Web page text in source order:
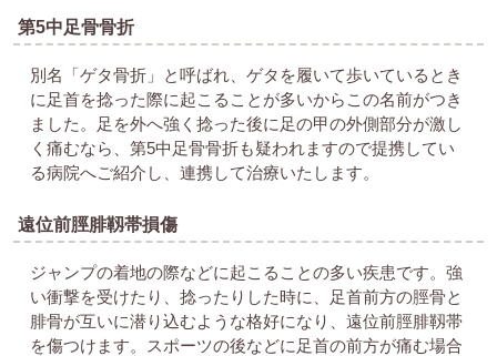
第5中足骨骨折
別名「ゲタ骨折」と呼ばれ、ゲタを履いて歩いているとき
に足首を捻った際に起こることが多いからこの名前がつき
ました。足を外へ強く捻った後に足の甲の外側部分が激し
く痛むなら、第5中足骨骨折も疑われますので提携してい
る病院へご紹介し、連携して治療いたします。
遠位前脛腓靱帯損傷
ジャンプの着地の際などに起こることの多い疾患です。強
い衝撃を受けたり、捻ったりした時に、足首前方の脛骨と
腓骨が互いに潜り込むような格好になり、遠位前脛腓靱帯
を傷つけます。スポーツの後などに足首の前方が痛む場合